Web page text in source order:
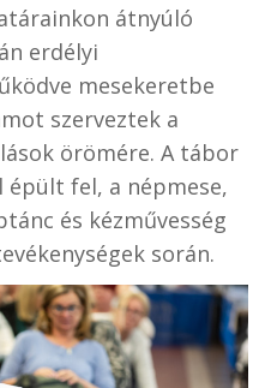
átnyúló
erdélyi
mesekeretbe
szerveztek a
örömére. A tábor
fel, a népmese,
és kézművesség
során.